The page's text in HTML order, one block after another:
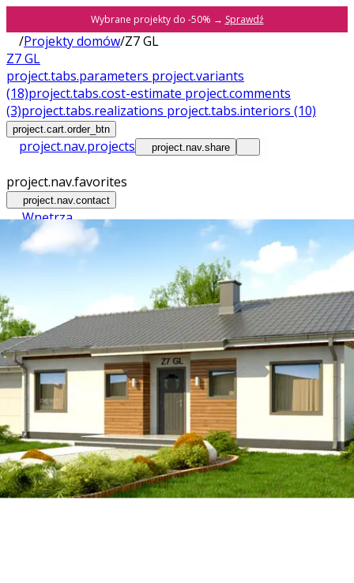
Wybrane projekty do -50% → Sprawdź
/Projekty domów/Z7 GL
Z7 GL
project.tabs.parameters project.variants
(18)project.tabs.cost-estimate project.comments
(3)project.tabs.realizations project.tabs.interiors (10)
project.cart.order_btn
project.nav.projects project.nav.share
project.nav.favorites
project.nav.contact
Wnętrza